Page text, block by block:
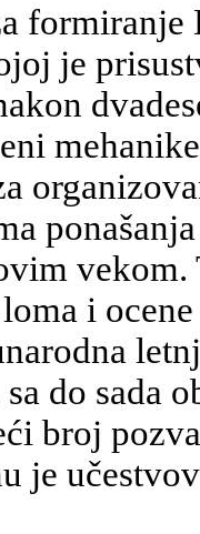
formiranje
je
vekom.
i
do sada
broj
je